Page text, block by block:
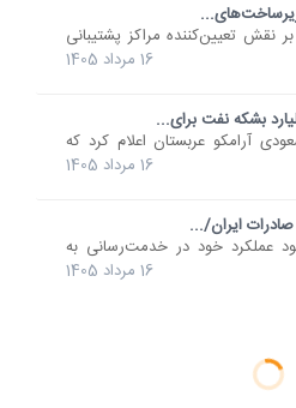
زیرساخت‌های...
نقش تعیین‌کننده مراکز پشتیبانی
16 مرداد 1405
آرامکو عربستان اعلام کرد که
16 مرداد 1405
ایران/...
عملکرد خود در خدمت‌رسانی به
16 مرداد 1405